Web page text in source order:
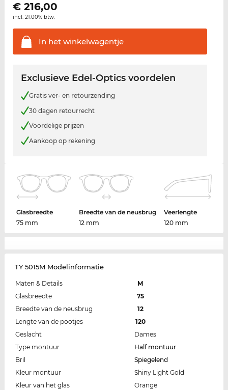
€ 216,00
incl. 21.00% btw.
In hetwinkelwagentje
Exclusieve Edel-Optics voordelen
Gratis ver- en retourzending
30 dagen retourrecht
Voordelige prijzen
Aankoop op rekening
Glasbreedte
75 mm
Breedte van de neusbrug
12 mm
Veerlengte
120 mm
TY 5015M Modelinformatie
Maten & Details
M
Glasbreedte
75
Breedte van de neusbrug
12
Lengte van de pootjes
120
Geslacht
Dames
Type montuur
Half montuur
Bril
Spiegelend
Kleur montuur
Shiny Light Gold
Kleur van het glas
Orange